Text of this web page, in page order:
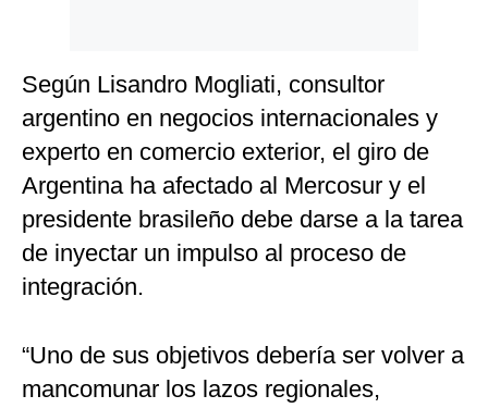
Según Lisandro Mogliati, consultor
argentino en negocios internacionales y
experto en comercio exterior, el giro de
Argentina ha afectado al Mercosur y el
presidente brasileño debe darse a la tarea
de inyectar un impulso al proceso de
integración.
“Uno de sus objetivos debería ser volver a
mancomunar los lazos regionales,